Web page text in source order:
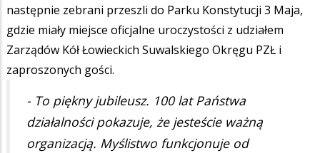
następnie zebrani przeszli do Parku Konstytucji 3 Maja,
gdzie miały miejsce oficjalne uroczystości z udziałem
Zarządów Kół Łowieckich Suwalskiego Okręgu PZŁ i
zaproszonych gości.
- To piękny jubileusz. 100 lat Państwa
działalności pokazuje, że jesteście ważną
organizacją. Myślistwo funkcjonuje od